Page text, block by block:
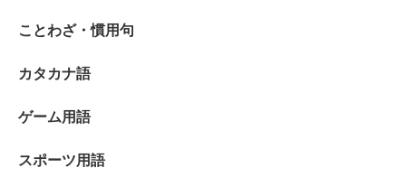
ことわざ・慣用句
カタカナ語
ゲーム用語
スポーツ用語